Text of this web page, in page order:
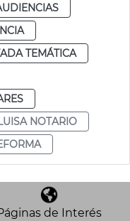
TEMÁTICA
NOTARIO
de Interés